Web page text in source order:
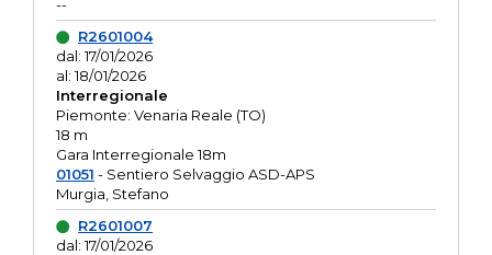
--
R2601004
dal: 17/01/2026
al: 18/01/2026
Interregionale
Piemonte: Venaria Reale (TO)
18 m
Gara Interregionale 18m
01051 - Sentiero Selvaggio ASD-APS
Murgia, Stefano
R2601007
dal: 17/01/2026